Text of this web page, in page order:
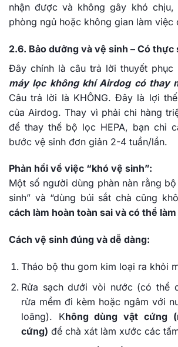
nhận được và không gây khó
phòng ngủ hoặc không gian làm việc
2.6. Bảo dưỡng và vệ sinh – Có thực
Đây chính là câu trả lời thuyết phục
máy lọc không khí Airdog có thay
Câu trả lời là KHÔNG. Đây là lợi
của Airdog. Thay vì phải chi hàng
để thay thế bộ lọc HEPA, bạn chỉ
bước vệ sinh đơn giản 2-4 tuần/lần.
Phản hồi về việc “khó vệ sinh”:
Một số người dùng phàn nàn rằng
sinh” và “dùng búi sắt chà cũng
cách làm hoàn toàn sai và có thể
Cách vệ sinh đúng và dễ dàng:
Tháo bộ thu gom kim loại ra khỏi
Rửa sạch dưới vòi nước (có thể
rửa mềm đi kèm hoặc ngâm với
loãng). Không dùng vật cứng
cứng) để chà xát làm xước các